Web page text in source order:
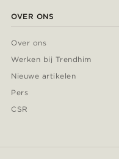
OVER ONS
Over ons
Werken bij Trendhim
Nieuwe artikelen
Pers
CSR